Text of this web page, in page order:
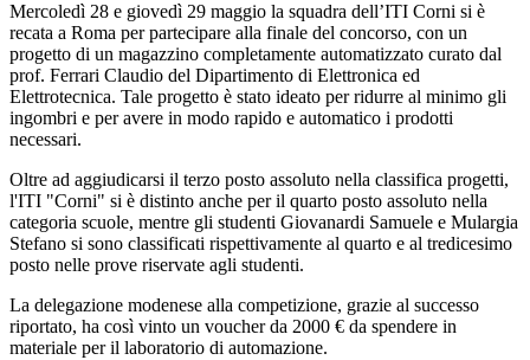
Mercoledì 28 e giovedì 29 maggio la squadra dell’ITI Corni si è
recata a Roma per partecipare alla finale del concorso, con un
progetto di un magazzino completamente automatizzato curato dal
prof. Ferrari Claudio del Dipartimento di Elettronica ed
Elettrotecnica. Tale progetto è stato ideato per ridurre al minimo gli
ingombri e per avere in modo rapido e automatico i prodotti
necessari.
Oltre ad aggiudicarsi il terzo posto assoluto nella classifica progetti,
l'ITI "Corni" si è distinto anche per il quarto posto assoluto nella
categoria scuole, mentre gli studenti Giovanardi Samuele e Mulargia
Stefano si sono classificati rispettivamente al quarto e al tredicesimo
posto nelle prove riservate agli studenti.
La delegazione modenese alla competizione, grazie al successo
riportato, ha così vinto un voucher da 2000 € da spendere in
materiale per il laboratorio di automazione.